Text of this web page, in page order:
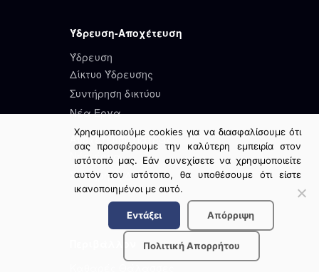
Ύδρευση-Αποχέτευση
Ύδρευση
Δίκτυο Ύδρευσης
Συντήρηση δικτύου
Νέα Έργα
Αποχέτευση Πάτρας
Νέα έργα
Συντήρηση Δικτύου
Χρησιμοποιούμε cookies για να διασφαλίσουμε ότι
σας προσφέρουμε την καλύτερη εμπειρία στον
ιστότοπό μας. Εάν συνεχίσετε να χρησιμοποιείτε
αυτόν τον ιστότοπο, θα υποθέσουμε ότι είστε
ικανοποιημένοι με αυτό.
Εντάξει Απόρριψη
Πολιτική Απορρήτου